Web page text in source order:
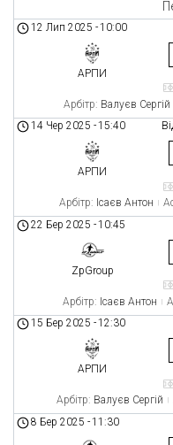
12 Лип 2025 -10:00
АРПИ
Арбітр: Валуєв Сергій
14 Чер 2025 -15:40
АРПИ
Арбітр: Ісаєв Антон
22 Бер 2025 -10:45
ZpGroup
Арбітр: Ісаєв Антон
15 Бер 2025 -12:30
АРПИ
Арбітр: Валуєв Сергій
8 Бер 2025 -11:30